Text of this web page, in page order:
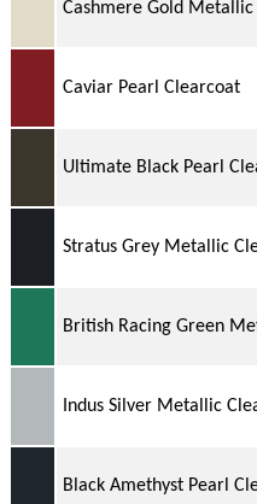
Cashmere Gold
Caviar Pearl Clearcoat
Ultimate Black Pearl
Stratus Grey Metallic
British Racing Green
Indus Silver Metallic
Black Amethyst Pearl